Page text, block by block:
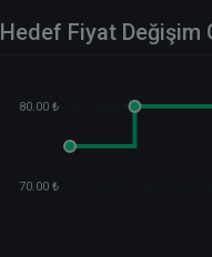
Hedef Fiyat Değişim
80.00 ₺
70.00 ₺